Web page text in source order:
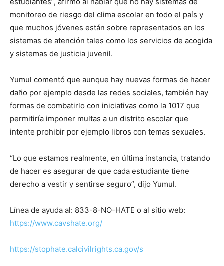
monitoreo de riesgo del clima escolar en todo el país y
que muchos jóvenes están sobre representados en los
sistemas de atención tales como los servicios de acogida
y sistemas de justicia juvenil.
Yumul comentó que aunque hay nuevas formas de hacer
daño por ejemplo desde las redes sociales, también hay
formas de combatirlo con iniciativas como la 1017 que
permitiría imponer multas a un distrito escolar que
intente prohibir por ejemplo libros con temas sexuales.
“Lo que estamos realmente, en última instancia, tratando
de hacer es asegurar de que cada estudiante tiene
derecho a vestir y sentirse seguro”, dijo Yumul.
Línea de ayuda al: 833-8-NO-HATE o al sitio web:
https://www.cavshate.org/
https://stophate.calcivilrights.ca.gov/s